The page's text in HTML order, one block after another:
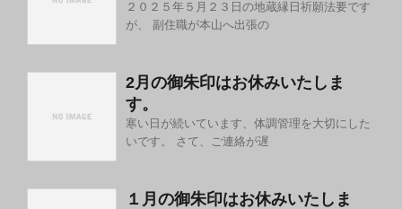
２０２５年５月２３日の地蔵縁日祈願法要です
が、 副住職が本山へ出張の
2月の御朱印はお休みいたしま
す。
寒い日が続いています、体調管理を大切にした
いです。 さて、ご連絡が遅
１月の御朱印はお休みいたしま